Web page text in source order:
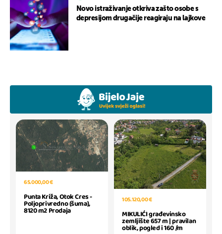
Novo istraživanje otkriva zašto osobe s
depresijom drugačije reagiraju na lajkove
65.000,00 €
Punta Križa, Otok Cres -
Poljoprivredno (šuma),
8120 m2 Prodaja
105.120,00 €
MIKULIĆI građevinsko
zemljište 657 m | pravilan
oblik, pogled i 160 /m